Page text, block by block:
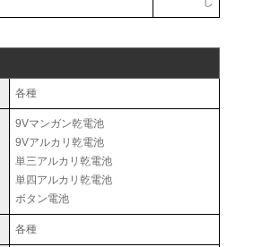
各種
9Vマンガン乾電池
9Vアルカリ乾電池
単三アルカリ乾電池
単四アルカリ乾電池
ボタン電池
各種